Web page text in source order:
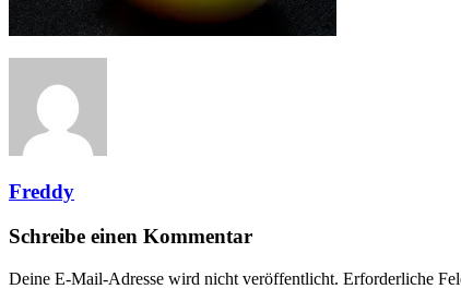
Freddy
Schreibe einen Kommentar
Deine E-Mail-Adresse wird nicht veröffentlicht. Erforderliche